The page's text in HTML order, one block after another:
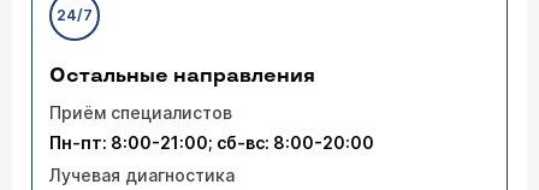
24/7
Остальные направления
Приём специалистов
Пн-пт: 8:00-21:00; сб-вс: 8:00-20:00
Лучевая диагностика